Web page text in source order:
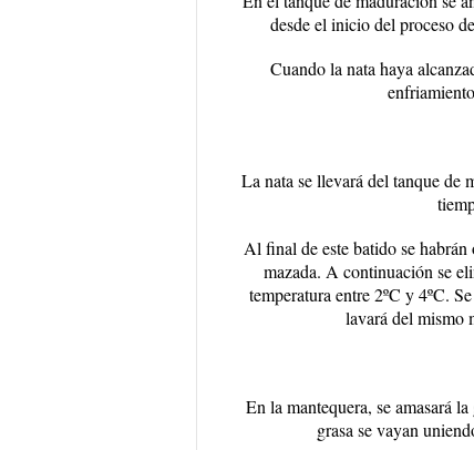
desde el inicio del proceso
Cuando la nata haya
La nata se llevará del tanque de
Al final de este batido se
mazada. A continuación se
temperatura entre 2ºC y 4ºC.
lavará del mismo
En la mantequera, se amasará
grasa se vayan